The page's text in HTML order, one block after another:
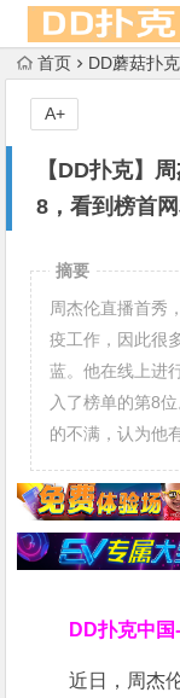
首页 DD蘑菇扑克
【DD扑克】
8，看到榜首
A+
摘要
周杰伦直播首秀
疫工作，因此很
蓝。他在线上进
入了榜单的第8
的不满，认为他
DD扑克中
近日，周杰